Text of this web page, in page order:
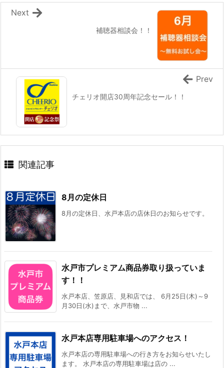
補聴器相談会！！
Next
チェリオ開店30周年記念セール！！
Prev
関連記事
8月の定休日
8月の定休日、水戸本店の店休日のお知らせです。
水戸市プレミアム商品券取り扱っていま
す！！
水戸本店、笠原店、見和店では、 6月25日(木)～9
月30日(水)まで、水戸市物 ...
水戸本店専用駐車場へのアクセス！
水戸本店の専用駐車場への行き方をお知らせいたし
ます。 水戸本店の専用駐車場は店の ...